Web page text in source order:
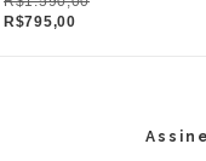
R$795,00